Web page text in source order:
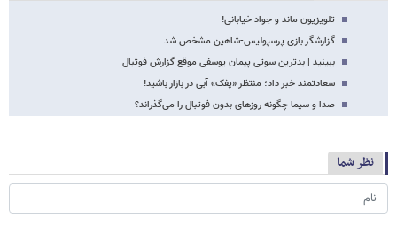
تلویزیون ماند و جواد خیابانی!
گزارشگر بازی پرسپولیس-شاهین مشخص شد
ببینید | بدترین سوتی پیمان یوسفی موقع گزارش فوتبال
سعادتمند خبر داد؛ منتظر «پفک» آبی در بازار باشید!
صدا و سیما چگونه روزهای بدون فوتبال را می‌گذراند؟
نظر شما